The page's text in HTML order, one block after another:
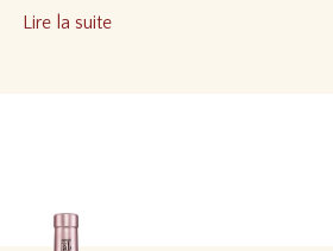
Lire la suite